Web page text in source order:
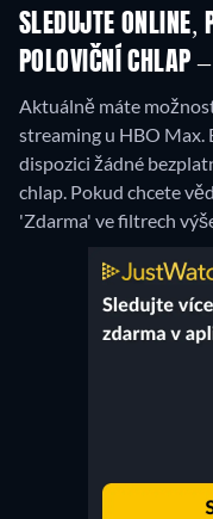
SLEDUJTE ONLINE,
POLOVIČNÍ CHLAP
Aktuálně máte
streaming u HBO Max.
dispozici žádné
chlap. Pokud chcete
'Zdarma' ve filtrech